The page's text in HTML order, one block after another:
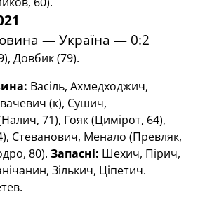
— Україна — 0:2
Довбик (79).
Васіль, Ахмедходжич,
(к), Сушич,
71), Гояк (Цимірот, 64),
Стеванович, Менало (Превляк,
80). Запасні: Шехич, Пірич,
Зількич, Ціпетич.